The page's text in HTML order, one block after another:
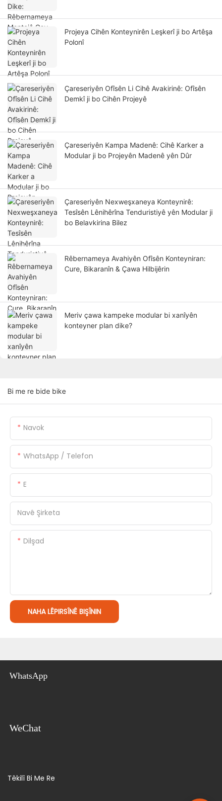
Projeya Cihên Konteynirên Leşkerî ji bo Artêşa
Polonî
Çareseriyên Ofîsên Li Cihê Avakirinê: Ofîsên
Demkî ji bo Cihên Projeyê
Çareseriyên Kampa Madenê: Cihê Karker a
Modular ji bo Projeyên Madenê yên Dûr
Çareseriyên Nexweşxaneya Konteynirê:
Tesîsên Lênihêrîna Tenduristiyê yên Modular ji
bo Belavkirina Bilez
Rêbernameya Avahiyên Ofîsên Konteyniran:
Cure, Bikaranîn & Çawa Hilbijêrin
Meriv çawa kampeke modular bi xanîyên
konteyner plan dike?
Bi me re bide bike
Navok
WhatsApp / Telefon
E
Navê Şirketa
Dilşad
NAHA LÊPIRSÎNÊ BIŞÎNIN
WhatsApp
WeChat
Têkilî Bi Me Re